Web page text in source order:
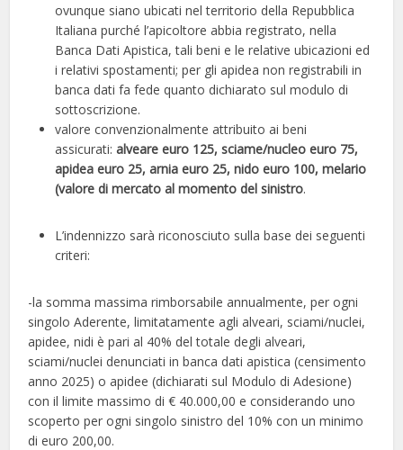
ovunque siano ubicati nel territorio della Repubblica
Italiana purché l’apicoltore abbia registrato, nella
Banca Dati Apistica, tali beni e le relative ubicazioni ed
i relativi spostamenti; per gli apidea non registrabili in
banca dati fa fede quanto dichiarato sul modulo di
sottoscrizione.
valore convenzionalmente attribuito ai beni
assicurati:alveare euro 125, sciame/nucleo euro 75,
apidea euro 25, arnia euro 25, nido euro 100, melario
(valore di mercato al momento del sinistro.
L’indennizzo sarà riconosciuto sulla base dei seguenti
criteri:
-la somma massima rimborsabile annualmente, per ogni
singolo Aderente, limitatamente agli alveari, sciami/nuclei,
apidee, nidi è pari al 40% del totale degli alveari,
sciami/nuclei denunciati in banca dati apistica (censimento
anno 2025) o apidee (dichiarati sul Modulo di Adesione)
con il limite massimo di € 40.000,00 e considerando uno
scoperto per ogni singolo sinistro del 10% con un minimo
di euro 200,00.